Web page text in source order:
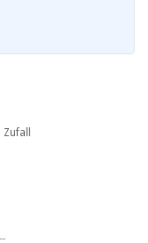
Zufall